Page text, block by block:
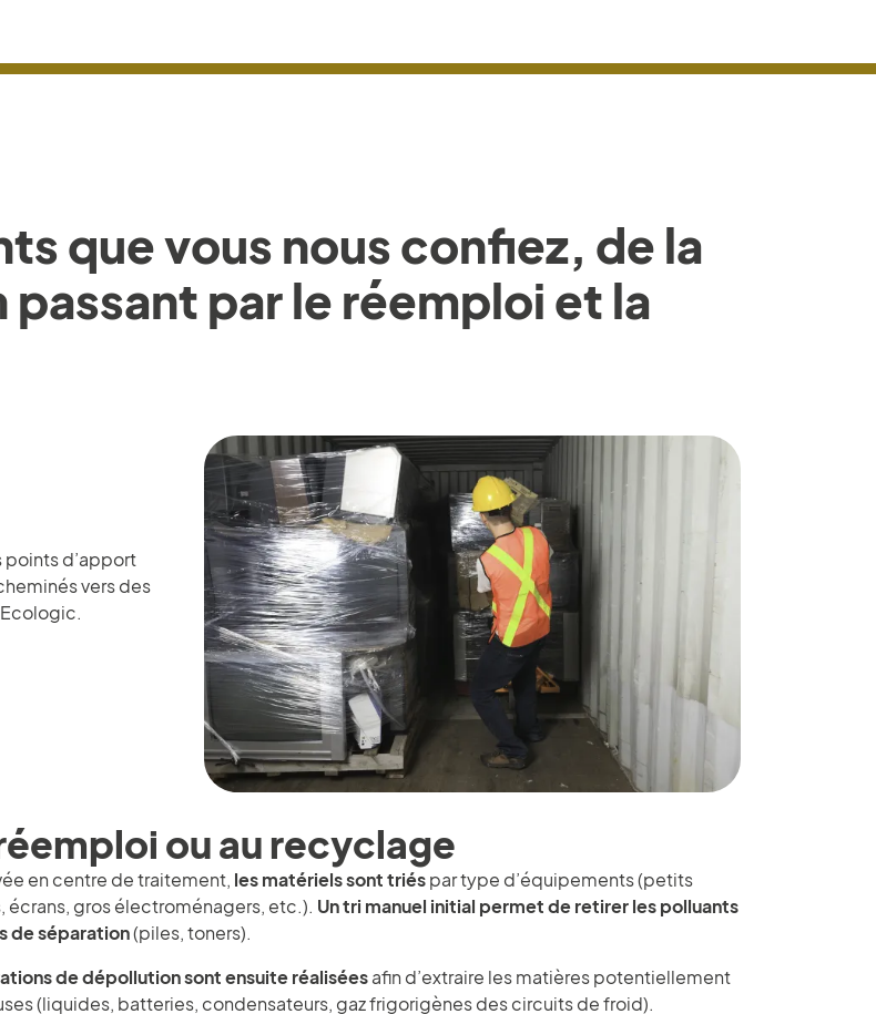
que vous nous confiez, de la
par le réemploi et la
points d’apport
vers des
ou au recyclage
en centre de traitement, les matériels sont triéspar type d’équipements (petits
écrans, gros électroménagers, etc.). Un tri manuel initial permet de retirer les polluants
de séparation(piles, toners).
de dépollution sont ensuite réaliséesafin d’extraire les matières potentiellement
(liquides, batteries, condensateurs, gaz frigorigènes des circuits de froid).